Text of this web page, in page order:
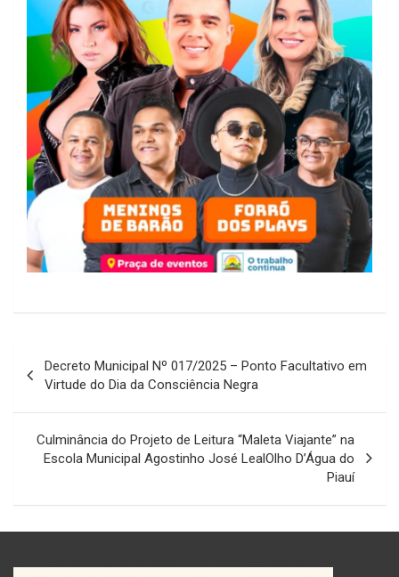
de
Post
Decreto Municipal Nº 017/2025 – Ponto Facultativo em
Virtude do Dia da Consciência Negra
Culminância do Projeto de Leitura “Maleta Viajante” na
Escola Municipal Agostinho José LealOlho D’Água do
Piauí